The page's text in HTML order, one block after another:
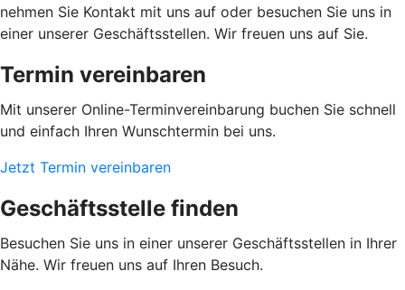
nehmen Sie Kontakt mit uns auf oder besuchen Sie uns in
einer unserer Geschäftsstellen. Wir freuen uns auf Sie.
Termin vereinbaren
Mit unserer Online-Terminvereinbarung buchen Sie schnell
und einfach Ihren Wunschtermin bei uns.
Jetzt Termin vereinbaren
Geschäftsstelle finden
Besuchen Sie uns in einer unserer Geschäftsstellen in Ihrer
Nähe. Wir freuen uns auf Ihren Besuch.